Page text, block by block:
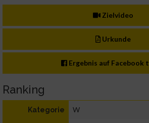
Zielvideo
Urkunde
Ergebnis auf Facebook
Ranking
Kategorie W